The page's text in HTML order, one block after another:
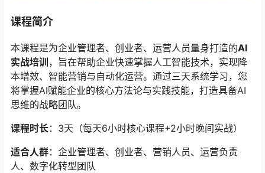
课程简介
本课程是为企业管理者、创业者、运营人员量身打造的AI
实战培训 ，旨在帮助企业快速掌握人工智能技术，实现降
本增效、智能营销与自动化运营。通过三天系统学习，您
将掌握AI赋能企业的核心方法论与实践技能，打造具备AI
思维的战略团队。
课程时长：3天（每天6小时核心课程+2小时晚间实战）
适合人群：企业管理者、创业者、营销人员、运营负责
人、数字化转型团队